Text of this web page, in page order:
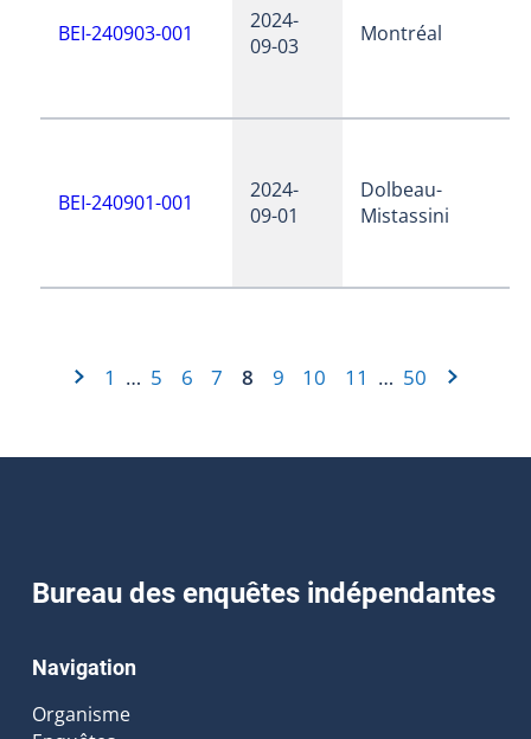
BEI-240903-001
2024-
09-03
Montréal
BEI-240901-001
2024-
09-01
Dolbeau-
Mistassini
1 … 5 6 7 8 9 10 11 … 50
Bureau des enquêtes indépendantes
Navigation
Organisme